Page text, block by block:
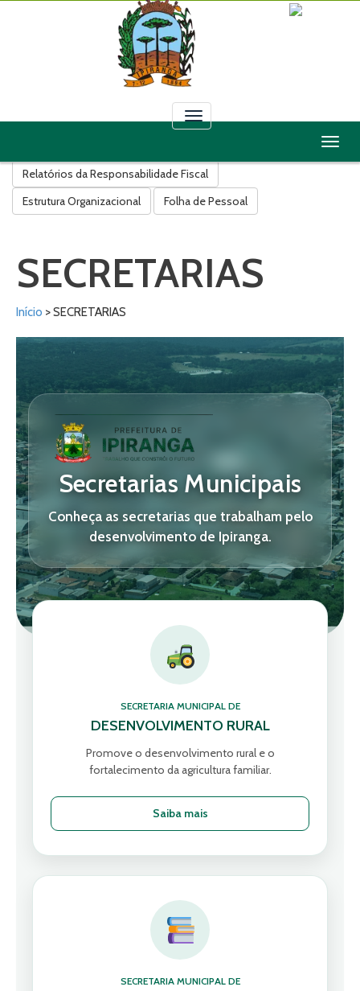
Toggle
Decretos
Relatórios da Responsabilidade Fiscal
Estrutura Organizacional
Folha de Pessoal
SECRETARIAS
Início > SECRETARIAS
Secretarias Municipais
Conheça as secretarias que trabalham pelo
desenvolvimento de Ipiranga.
SECRETARIA MUNICIPAL DE
DESENVOLVIMENTO RURAL
Promove o desenvolvimento rural e o
fortalecimento da agricultura familiar.
Saiba mais
SECRETARIA MUNICIPAL DE